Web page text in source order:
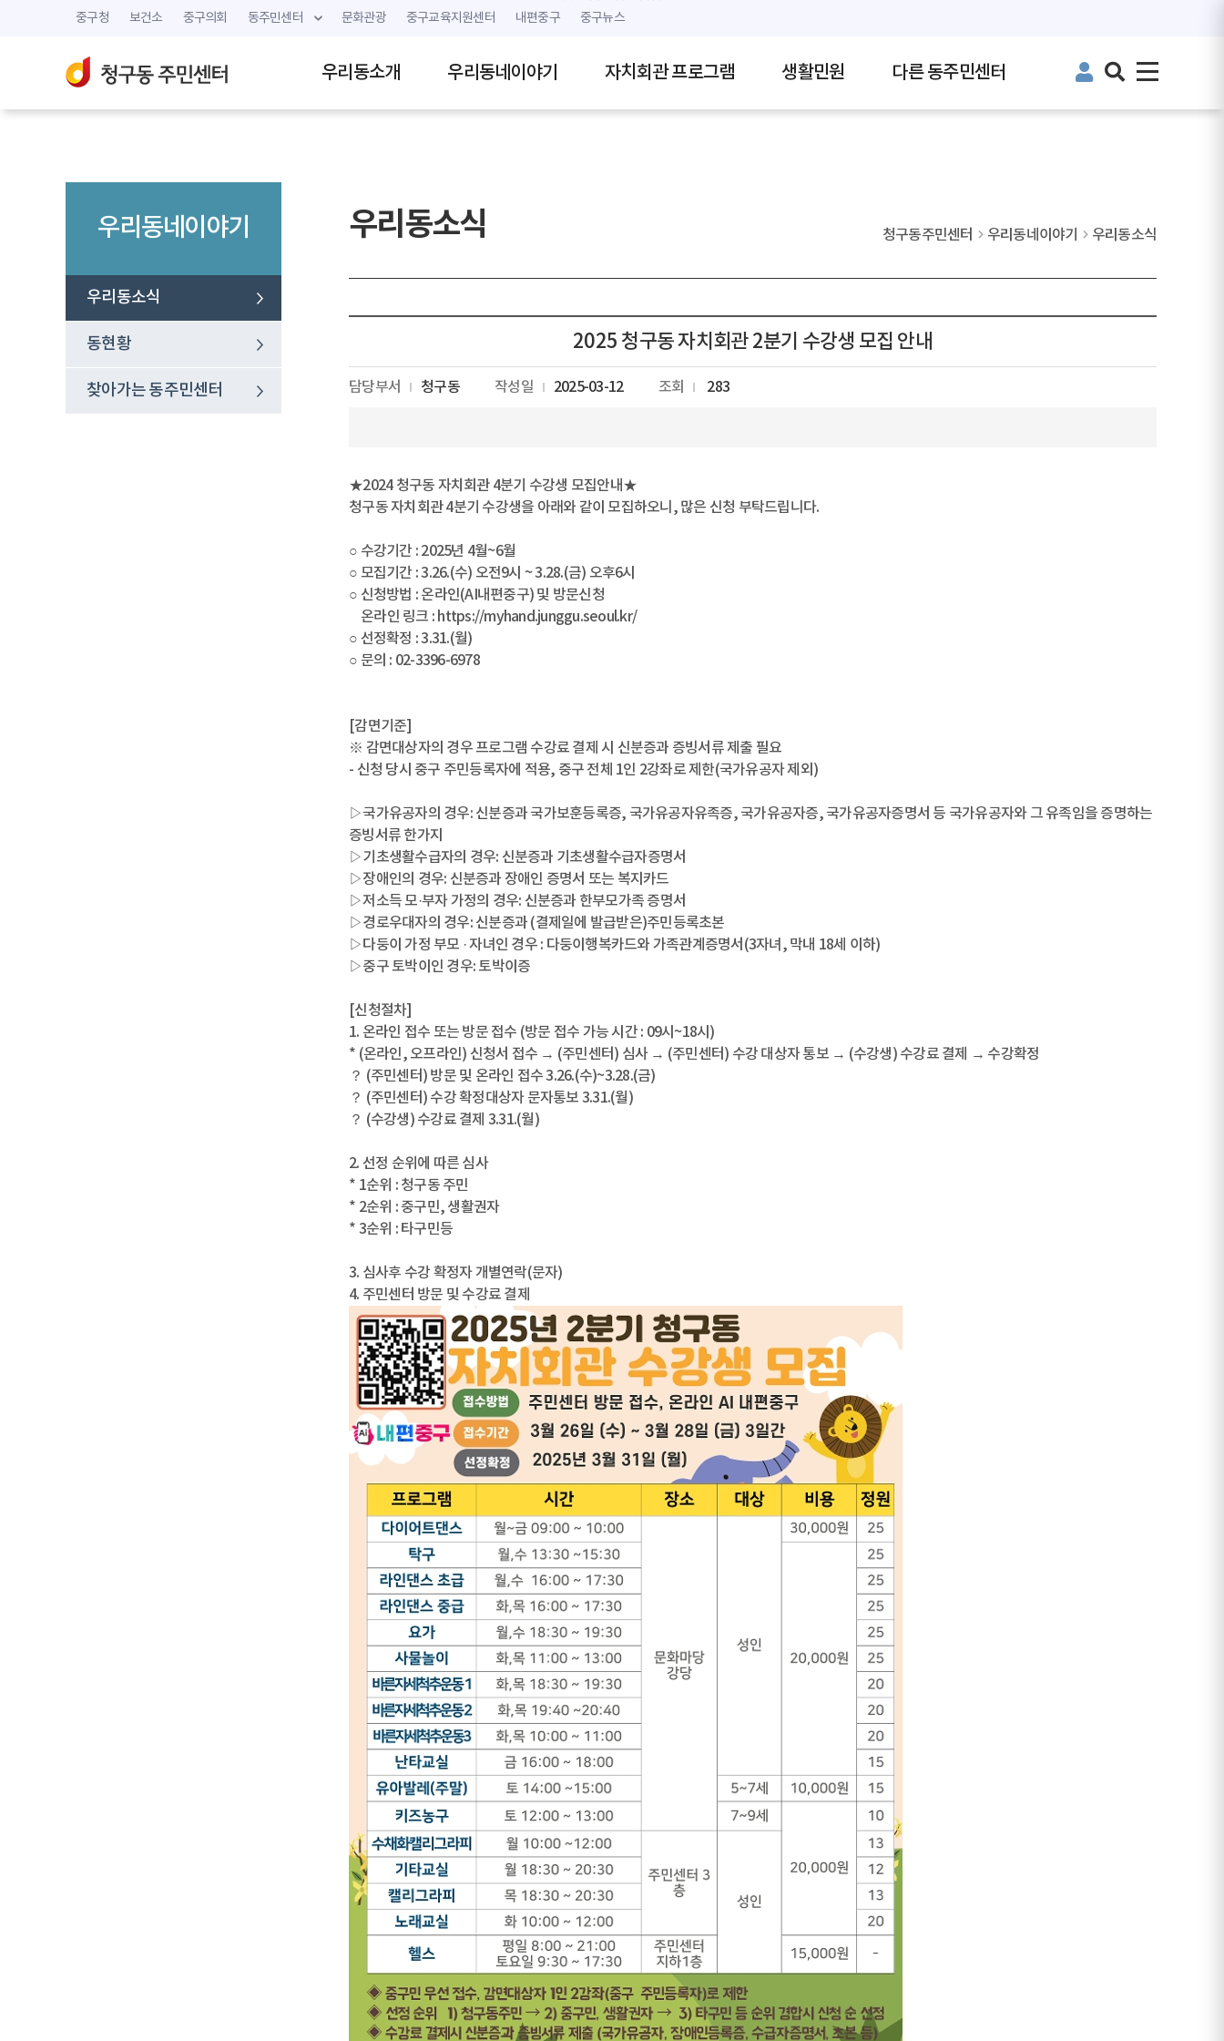
중구청 보건소 중구의회 동주민센터 문화관광 중구교육지원센터 내편중구 중구뉴스
우리동소개 우리동네이야기 자치회관 프로그램 생활민원 다른 동주민센터
우리동네이야기
우리동소식
동현황
찾아가는 동주민센터
우리동소식 청구동주민센터 우리동네이야기 우리동소식
2025 청구동 자치회관 2분기 수강생 모집 안내
담당부서 청구동 작성일 2025-03-12 조회 283
★2024 청구동 자치회관 4분기 수강생 모집안내★
청구동 자치회관 4분기 수강생을 아래와 같이 모집하오니, 많은 신청 부탁드립니다.
○ 수강기간 : 2025년 4월~6월
○ 모집기간 : 3.26.(수) 오전9시 ~ 3.28.(금) 오후6시
○ 신청방법 : 온라인(AI내편중구) 및 방문신청
온라인 링크 : https://myhand.junggu.seoul.kr/
○ 선정확정 : 3.31.(월)
○ 문의 : 02-3396-6978
[감면기준]
※ 감면대상자의 경우 프로그램 수강료 결제 시 신분증과 증빙서류 제출 필요
- 신청 당시 중구 주민등록자에 적용, 중구 전체 1인 2강좌로 제한(국가유공자 제외)
▷국가유공자의 경우: 신분증과 국가보훈등록증, 국가유공자유족증, 국가유공자증, 국가유공자증명서 등 국가유공자와 그 유족임을 증명하는
증빙서류 한가지
▷기초생활수급자의 경우: 신분증과 기초생활수급자증명서
▷장애인의 경우: 신분증과 장애인 증명서 또는 복지카드
▷저소득 모·부자 가정의 경우: 신분증과 한부모가족 증명서
▷경로우대자의 경우: 신분증과 (결제일에 발급받은)주민등록초본
▷다둥이 가정 부모 · 자녀인 경우 : 다둥이행복카드와 가족관계증명서(3자녀, 막내 18세 이하)
▷중구 토박이인 경우: 토박이증
[신청절차]
1. 온라인 접수 또는 방문 접수 (방문 접수 가능 시간 : 09시~18시)
* (온라인, 오프라인) 신청서 접수 → (주민센터) 심사 → (주민센터) 수강 대상자 통보 → (수강생) 수강료 결제 → 수강확정
？ (주민센터) 방문 및 온라인 접수 3.26.(수)~3.28.(금)
？ (주민센터) 수강 확정대상자 문자통보 3.31.(월)
？ (수강생) 수강료 결제 3.31.(월)
2. 선정 순위에 따른 심사
* 1순위 : 청구동 주민
* 2순위 : 중구민, 생활권자
* 3순위 : 타구민등
3. 심사후 수강 확정자 개별연락(문자)
4. 주민센터 방문 및 수강료 결제